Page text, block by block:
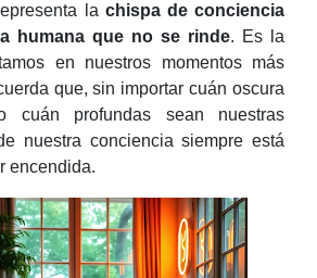
la chispa de conciencia
humana que no se rinde. Es la
en nuestros momentos más
que, sin importar cuán oscura
profundas sean nuestras
nuestra conciencia siempre está
encendida.